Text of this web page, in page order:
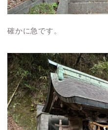
確かに急です。